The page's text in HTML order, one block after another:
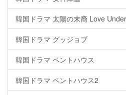
韓国ドラマ 太陽の末裔 Love
韓国ドラマ グッジョブ
韓国ドラマ ペントハウス
韓国ドラマ ペントハウス2